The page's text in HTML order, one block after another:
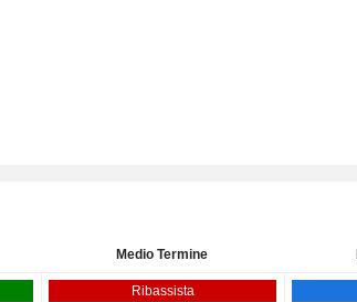
Medio Termine
Ribassista